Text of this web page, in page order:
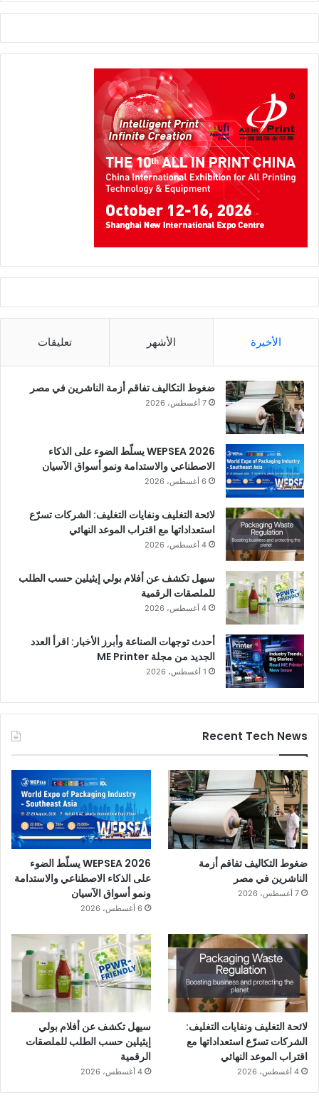
الأخيرة الأشهر تعليقات
ضغوط التكاليف تفاقم أزمة الناشرين في مصر
7 أغسطس، 2026
WEPSEA 2026 يسلّط الضوء على الذكاء
الاصطناعي والاستدامة ونمو أسواق الآسيان
6 أغسطس، 2026
لائحة التغليف ونفايات التغليف: الشركات تسرّع
استعداداتها مع اقتراب الموعد النهائي
4 أغسطس، 2026
سيهل تكشف عن أفلام بولي إيثيلين حسب الطلب
للملصقات الرقمية
4 أغسطس، 2026
أحدث توجهات الصناعة وأبرز الأخبار: اقرأ العدد
الجديد من مجلة ME Printer
1 أغسطس، 2026
Recent Tech News
ضغوط التكاليف تفاقم أزمة
الناشرين في مصر
7 أغسطس، 2026
WEPSEA 2026 يسلّط الضوء
على الذكاء الاصطناعي والاستدامة
ونمو أسواق الآسيان
6 أغسطس، 2026
لائحة التغليف ونفايات التغليف:
الشركات تسرّع استعداداتها مع
اقتراب الموعد النهائي
4 أغسطس، 2026
سيهل تكشف عن أفلام بولي
إيثيلين حسب الطلب للملصقات
الرقمية
4 أغسطس، 2026